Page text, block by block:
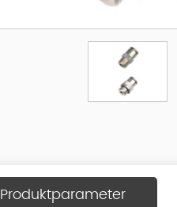
Produktparameter